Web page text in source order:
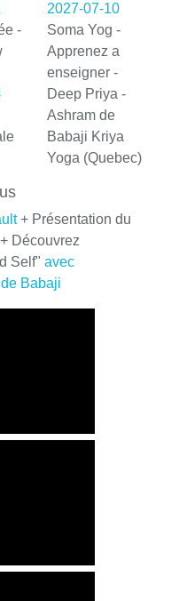
-
2027-07-10
Soma Yog -
Apprenez a
enseigner -
Deep Priya -
Ashram de
Babaji Kriya
Yoga (Quebec)
+ Présentation du
+ Découvrez
Self" avec
Babaji